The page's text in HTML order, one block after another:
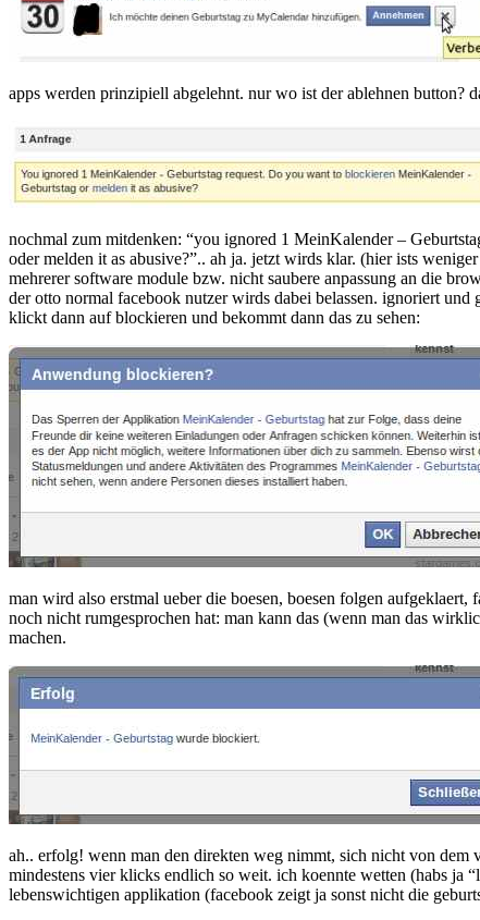
apps werden prinzipiell abgelehnt. nur wo ist der ablehnen button?
nochmal zum mitdenken: “you ignored 1 MeinKalender –
oder melden it as abusive?”.. ah ja. jetzt wirds klar. (hier ists
mehrerer software module bzw. nicht saubere anpassung an die
der otto normal facebook nutzer wirds dabei belassen. ignoriert
klickt dann auf blockieren und bekommt dann das zu sehen:
man wird also erstmal ueber die boesen, boesen folgen
noch nicht rumgesprochen hat: man kann das (wenn man das
machen.
ah.. erfolg! wenn man den direkten weg nimmt, sich nicht von dem
mindestens vier klicks endlich so weit. ich koennte wetten (habs ja
lebenswichtigen applikation (facebook zeigt ja sonst nicht die